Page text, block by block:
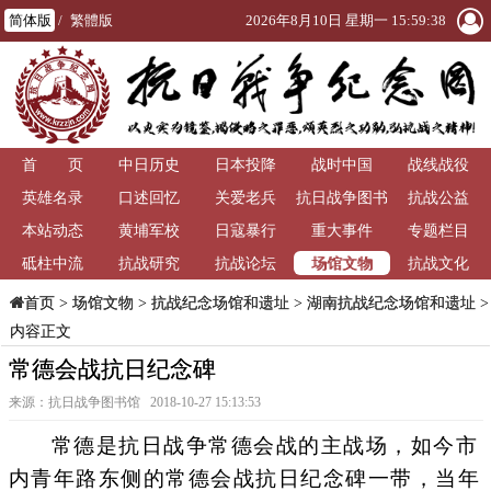
简体版 / 繁體版 2026年8月10日 星期一 15:59:39
首 页 中日历史 日本投降 战时中国
战线战役
英雄名录
口述回忆 关爱老兵
抗日战争图书
馆
抗战公益
本站动态
黄埔军校 日寇暴行 重大事件
专题栏目
砥柱中流
抗战研究 抗战论坛 场馆文物 抗战文化
首页> 场馆文物 > 抗战纪念场馆和遗址 > 湖南抗战纪念场馆和遗址 >
内容正文
常德会战抗日纪念碑
来源：抗日战争图书馆 2018-10-27 15:13:53
常德是抗日战争常德会战的主战场，如今市
内青年路东侧的常德会战抗日纪念碑一带，当年